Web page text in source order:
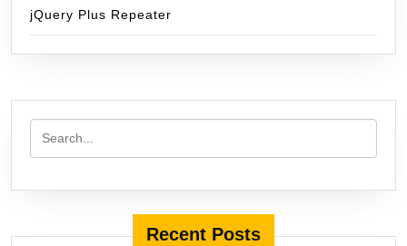
jQuery Plus Repeater
Recent Posts